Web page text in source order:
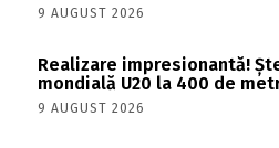
9 AUGUST 2026
Realizare impresionantă!
mondială U20 la 400 de
9 AUGUST 2026